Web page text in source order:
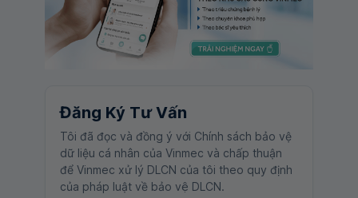
Đăng Ký Tư Vấn
Tôi đã đọc và đồng ý với Chính sách bảo vệ
dữ liệu cá nhân của Vinmec và chấp thuận
để Vinmec xử lý DLCN của tôi theo quy định
của pháp luật về bảo vệ DLCN.